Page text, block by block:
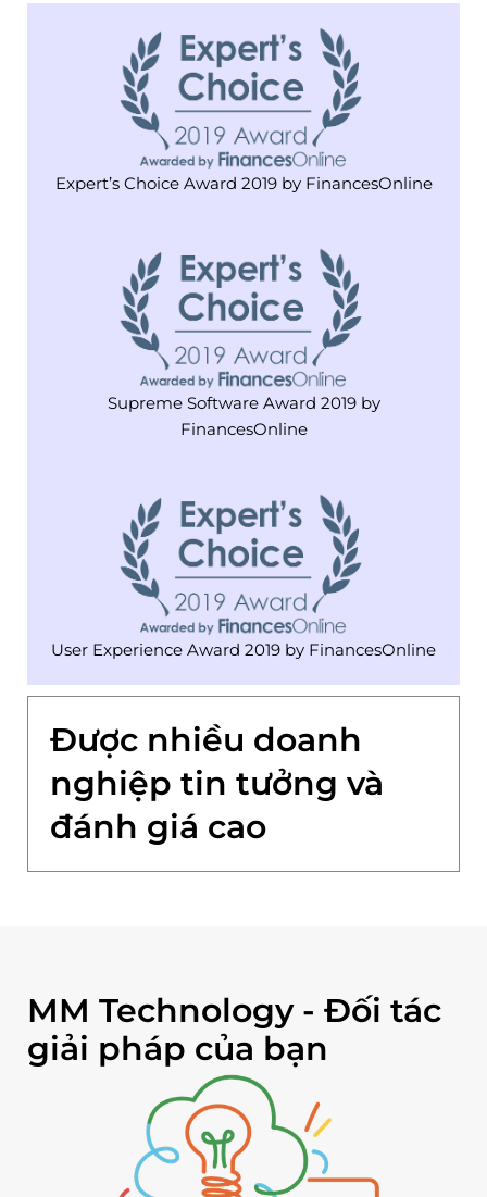
Expert’s Choice Award 2019 by FinancesOnline
Supreme Software Award 2019 by
FinancesOnline
User Experience Award 2019 by FinancesOnline
Được nhiều doanh
nghiệp tin tưởng và
đánh giá cao
MM Technology - Đối tác
giải pháp của bạn